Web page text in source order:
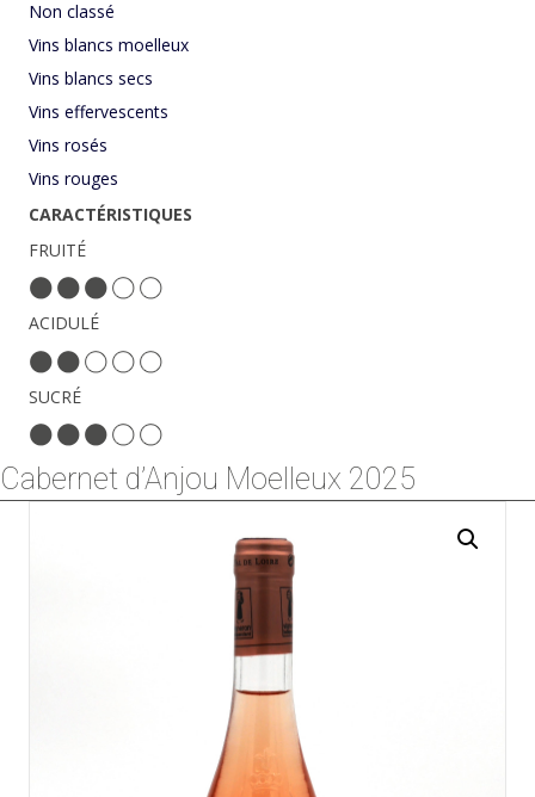
Non classé
Vins blancs moelleux
Vins blancs secs
Vins effervescents
Vins rosés
Vins rouges
CARACTÉRISTIQUES
FRUITÉ
ACIDULÉ
SUCRÉ
Cabernet d’Anjou Moelleux 2025